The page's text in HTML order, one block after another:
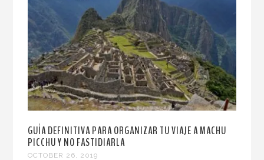
GUÍA DEFINITIVA PARA ORGANIZAR TU VIAJE A MACHU
PICCHU Y NO FASTIDIARLA
OCTOBER 26, 2019